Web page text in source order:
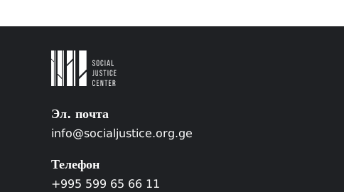
Эл. почта
info@socialjustice.org.ge
Телефон
+995 599 65 66 11